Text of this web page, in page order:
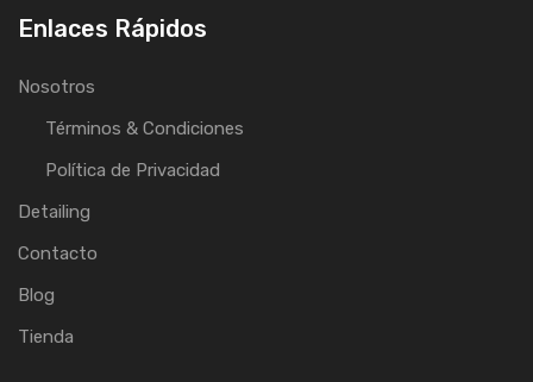
Enlaces Rápidos
Nosotros
Términos & Condiciones
Política de Privacidad
Detailing
Contacto
Blog
Tienda